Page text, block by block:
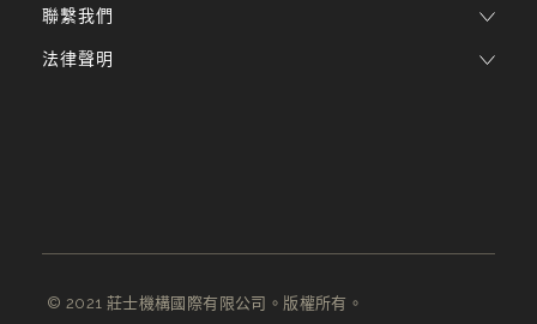
聯繫我們
法律聲明
© 2021 莊士機構國際有限公司。版權所有。